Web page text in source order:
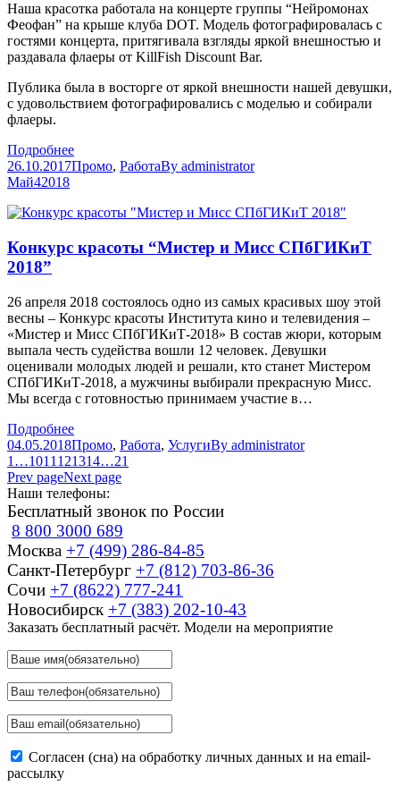
Наша красотка работала на концерте группы “Нейромонах
Феофан” на крыше клуба DOT. Модель фотографировалась с
гостями концерта, притягивала взгляды яркой внешностью и
раздавала флаеры от KillFish Discount Bar.
Публика была в восторге от яркой внешности нашей девушки,
с удовольствием фотографировались с моделью и собирали
флаеры.
Подробнее
26.10.2017Промо, РаботаBy administrator
Май42018
Конкурс красоты “Мистер и Мисс СПбГИКиТ
2018”
26 апреля 2018 состоялось одно из самых красивых шоу этой
весны – Конкурс красоты Института кино и телевидения –
«Мистер и Мисс СПбГИКиТ-2018» В состав жюри, которым
выпала честь судейства вошли 12 человек. Девушки
оценивали молодых людей и решали, кто станет Мистером
СПбГИКиТ-2018, а мужчины выбирали прекрасную Мисс.
Мы всегда с готовностью принимаем участие в…
Подробнее
04.05.2018Промо, Работа, УслугиBy administrator
1 …1011 121314…21
Prev pageNext page
Наши телефоны:
Бесплатный звонок по России
8 800 3000 689
Москва +7 (499) 286-84-85
Санкт-Петербург +7 (812) 703-86-36
Сочи +7 (8622) 777-241
Новосибирск +7 (383) 202-10-43
Заказать бесплатный расчёт. Модели на мероприятие
Согласен (сна) на обработку личных данных и на email-
рассылку